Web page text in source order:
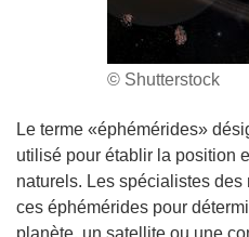
© Shutterstock
Le terme «éphémérides»
utilisé pour établir la position
naturels. Les spécialistes
ces éphémérides pour
planète, un satellite ou une